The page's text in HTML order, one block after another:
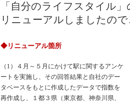
「自分のライフスタイル
リニューアルしましたの
◆リニューアル箇所
（1）４月～５月にかけて駅に関するアンケ
ートを実施し、その回答結果と自社のデー
タベースをもとに作成したデータで指数を
再作成し、１都３県（東京都、神奈川県、